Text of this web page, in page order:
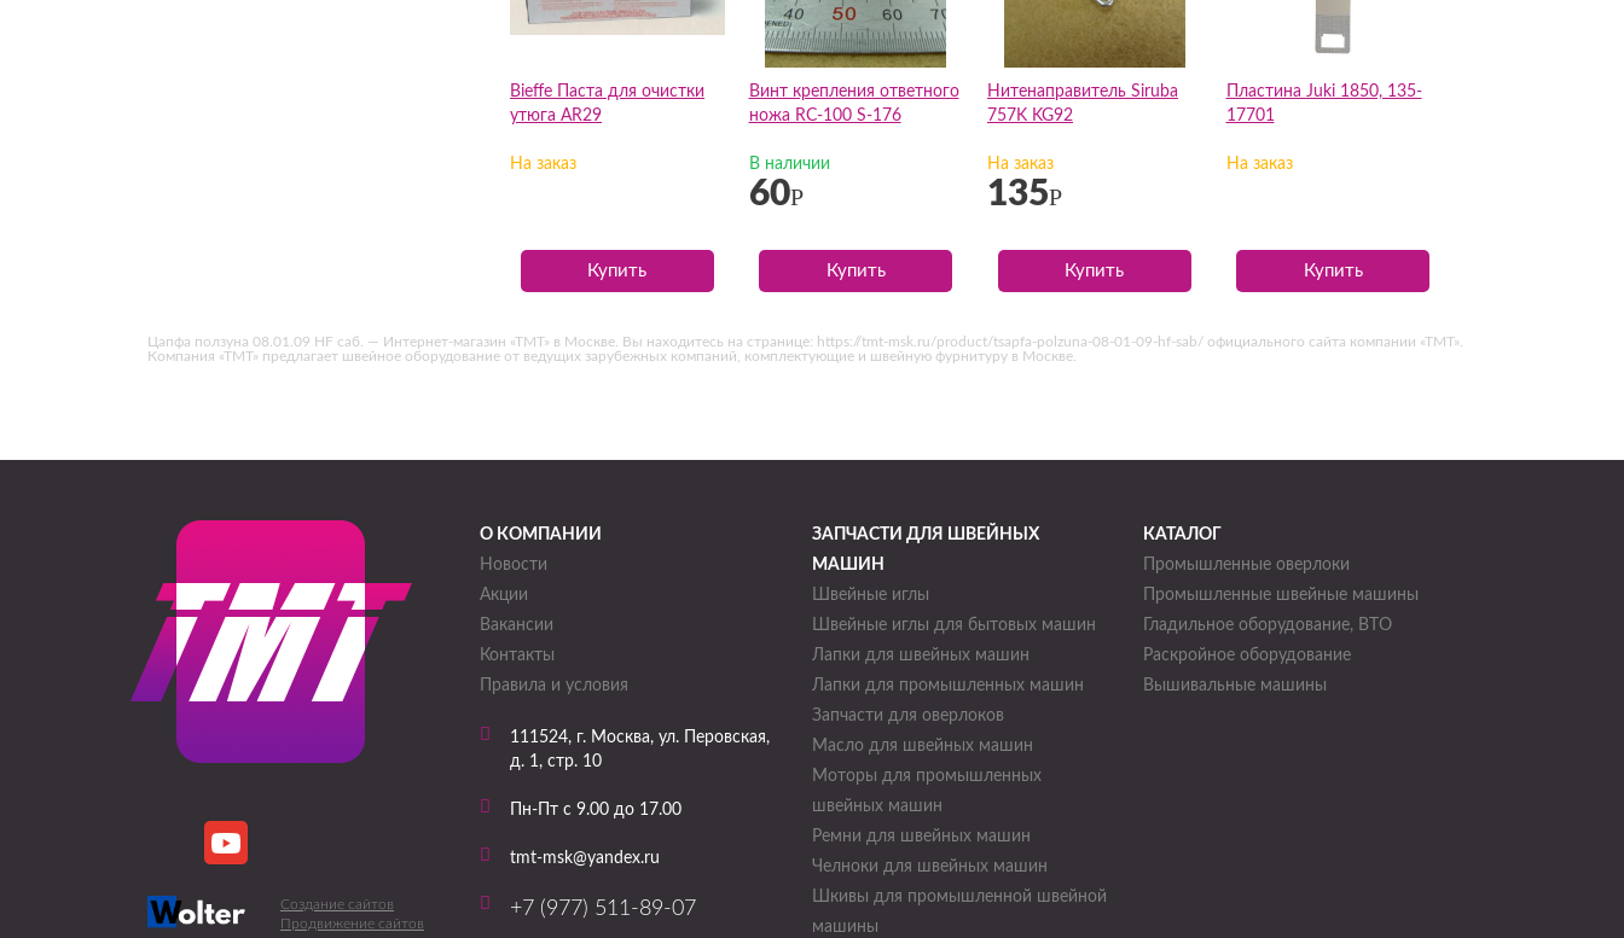
Bieffe Паста для очистки
утюга AR29
На заказ
Купить
Винт крепления ответного
ножа RC-100 S-176
В наличии
60Р
Купить
Нитенаправитель Siruba
757K KG92
На заказ
135Р
Купить
Пластина Juki 1850, 135-
17701
На заказ
Купить
Цапфа ползуна 08.01.09 HF саб. — Интернет-магазин «ТМТ» в Москве. Вы находитесь на странице: https://tmt-msk.ru/product/tsapfa-polzuna-08-01-09-hf-sab/ официального сайта компании «ТМТ».
Компания «ТМТ» предлагает швейное оборудование от ведущих зарубежных компаний, комплектующие и швейную фурнитуру в Москве.
Создание сайтов
Продвижение сайтов
О КОМПАНИИ
Новости
Акции
Вакансии
Контакты
Правила и условия
111524, г. Москва, ул. Перовская,
д. 1, стр. 10
Пн-Пт с 9.00 до 17.00
tmt-msk@yandex.ru
+7 (977) 511-89-07
ЗАПЧАСТИ ДЛЯ ШВЕЙНЫХ
МАШИН
Швейные иглы
Швейные иглы для бытовых машин
Лапки для швейных машин
Лапки для промышленных машин
Запчасти для оверлоков
Масло для швейных машин
Моторы для промышленных
швейных машин
Ремни для швейных машин
Челноки для швейных машин
Шкивы для промышленной швейной
машины
КАТАЛОГ
Промышленные оверлоки
Промышленные швейные машины
Гладильное оборудование, ВТО
Раскройное оборудование
Вышивальные машины